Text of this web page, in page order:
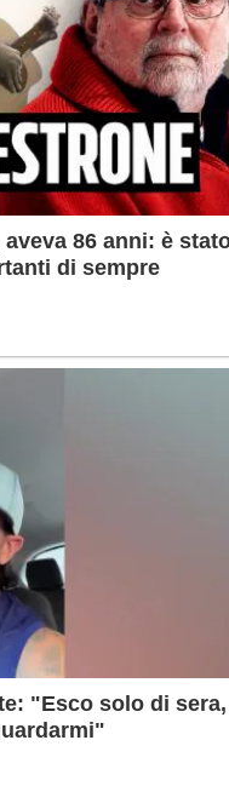
86 anni: è
di sempre
"Esco solo di